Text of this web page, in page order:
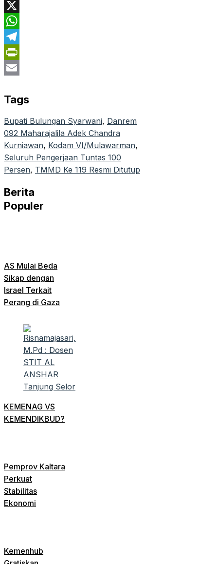
Facebook
X
WhatsApp
Telegram
PrintFriendly
Tags
Bupati Bulungan Syarwani, Danrem
092 Maharajalila Adek Chandra
Kurniawan, Kodam VI/Mulawarman
Seluruh Pengerjaan Tuntas 100
Persen, TMMD Ke 119 Resmi Ditutup
Berita
Populer
AS Mulai Beda
Sikap dengan
Israel Terkait
Perang di Gaza
KEMENAG VS
KEMENDIKBUD?
Pemprov Kaltara
Perkuat
Stabilitas
Ekonomi
Kemenhub